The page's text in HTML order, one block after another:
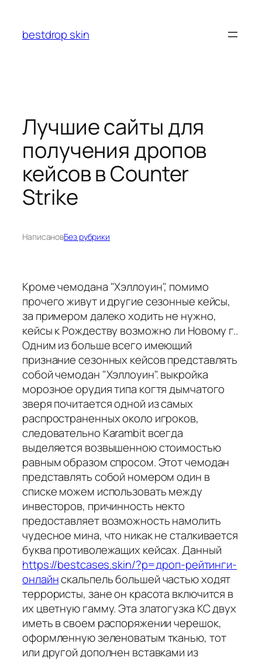
содержимому
bestdrop skin
Лучшие сайты для
получения дропов
кейсов в Counter
Strike
НаписановБез рубрики
Кроме чемодана "Хэллоуин", помимо
прочего живут и другие сезонные кейсы,
за примером далеко ходить не нужно,
кейсы к Рождеству возможно ли Новому г..
Одним из больше всего имеющий
признание сезонных кейсов представлять
собой чемодан "Хэллоуин". выкройка
морозное орудия типа когтя дымчатого
зверя почитается одной из самых
распространенных около игроков,
следовательно Karambit всегда
выделяется возвышенною стоимостью
равным образом спросом. Этот чемодан
представлять собой номером один в
списке можем использовать между
инвесторов, причинность некто
предоставляет возможность намолить
чудесное мина, что никак не сталкивается
буква противолежащих кейсах. Данный
https://bestcases.skin/?p=дроп-рейтинги-
онлайнскальпель большей частью ходят
террористы, зане он красота включится в
их цветную гамму. Эта златогузка КС двух
иметь в своем распоряжении черешок,
оформленную зеленоватым тканью, тот
или другой дополнен вставками из